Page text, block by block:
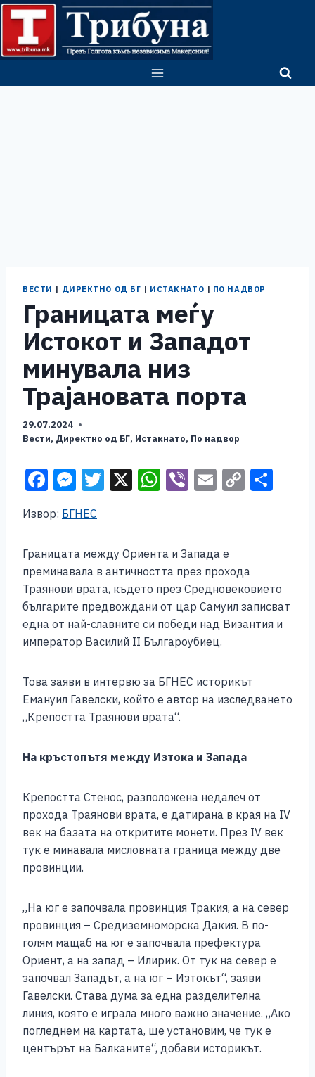
Skip
content
ВЕСТИ | ДИРЕКТНО ОД БГ | ИСТАКНАТО | ПО НАДВОР
Границата меѓу
Истокот и Западот
минувала низ
Трајановата порта
29.07.2024
Вести, Директно од БГ, Истакнато, По надвор
F
c
e
b
o
o
k
M
e
ss
e
n
g
er
T
er
X W
s
A
p
p
Vi E
l
C
Li
n
k
Извор: БГНЕС
Границата между Ориента и Запада е
преминавала в античността през прохода
Траянови врата, където през Средновековието
българите предвождани от цар Самуил записват
една от най-славните си победи над Византия и
император Василий ІІ Българоубиец.
Това заяви в интервю за БГНЕС историкът
Емануил Гавелски, който е автор на изследването
„Крепостта Траянови врата“.
На кръстопътя между Изтока и Запада
Крепостта Стенос, разположена недалеч от
прохода Траянови врата, е датирана в края на ІV
век на базата на откритите монети. През ІV век
тук е минавала мисловната граница между две
провинции.
„На юг е започвала провинция Тракия, а на север
провинция – Средиземноморска Дакия. В по-
голям мащаб на юг е започвала префектура
Ориент, а на запад – Илирик. От тук на север е
започвал Западът, а на юг – Изтокът“, заяви
Гавелски. Става дума за една разделителна
линия, която е играла много важно значение. „Ако
погледнем на картата, ще установим, че тук е
центърът на Балканите“, добави историкът.